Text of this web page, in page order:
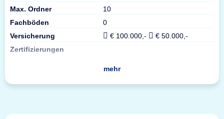
Max. Ordner
10
Fachböden
0
Versicherung
€ 100.000,-
€ 50.000,-
Zertifizierungen
mehr